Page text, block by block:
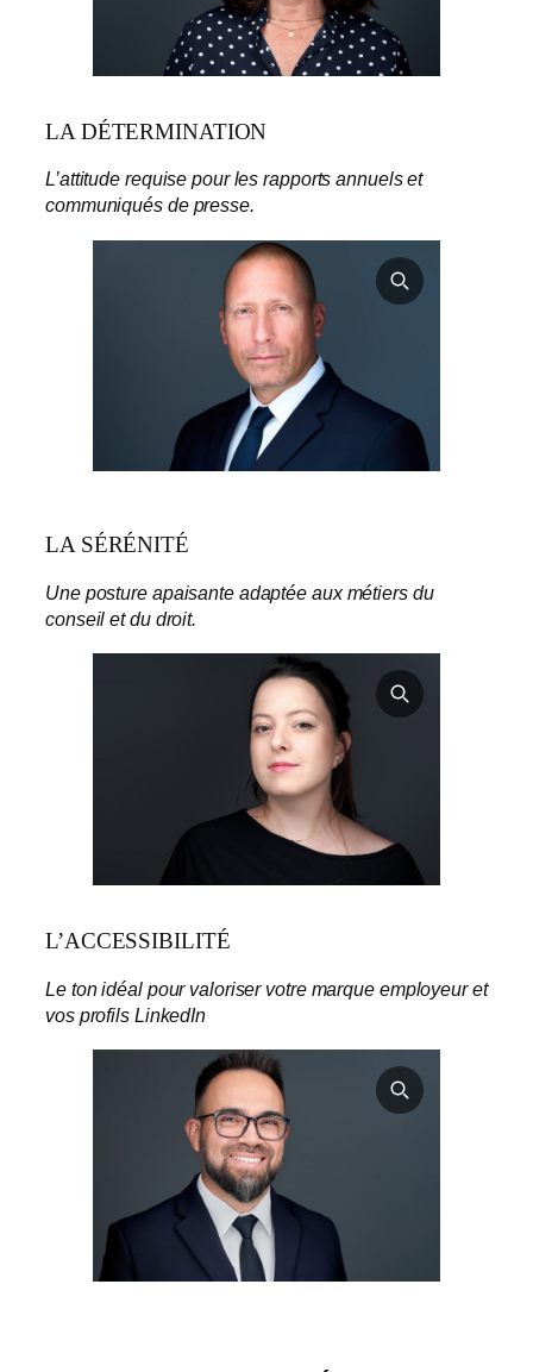
LA DÉTERMINATION
L’attitude requise pour les rapports annuels et
communiqués de presse.
LA SÉRÉNITÉ
Une posture apaisante adaptée aux métiers du
conseil et du droit.
L’ACCESSIBILITÉ
Le ton idéal pour valoriser votre marque employeur et
vos profils LinkedIn